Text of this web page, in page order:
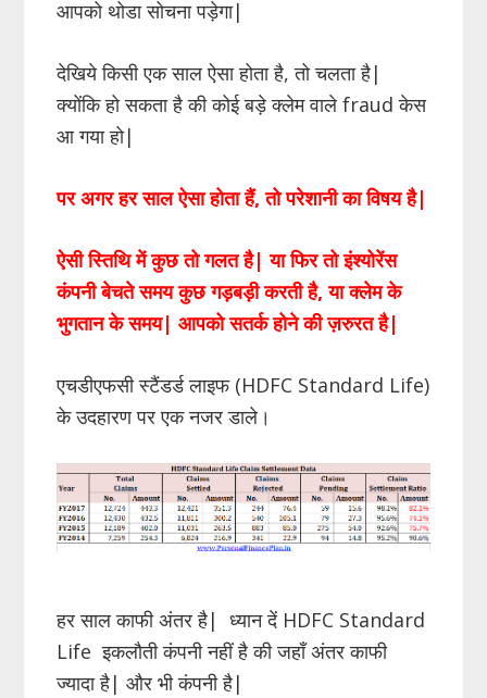
आपको थोडा सोचना पड़ेगा|
देखिये किसी एक साल ऐसा होता है, तो चलता है|
क्योंकि हो सकता है की कोई बड़े क्लेम वाले fraud केस
आ गया हो|
पर अगर हर साल ऐसा होता हैं, तो परेशानी का विषय है|
ऐसी स्तिथि में कुछ तो गलत है| या फिर तो इंश्योरेंस
कंपनी बेचते समय कुछ गड़बड़ी करती है, या क्लेम के
भुगतान के समय| आपको सतर्क होने की ज़रुरत है|
एचडीएफसी स्टैंडर्ड लाइफ (HDFC Standard Life)
के उदहारण पर एक नजर डाले।
हर साल काफी अंतर है| ध्यान दें HDFC Standard
Life इकलौती कंपनी नहीं है की जहाँ अंतर काफी
ज्यादा है| और भी कंपनी है|